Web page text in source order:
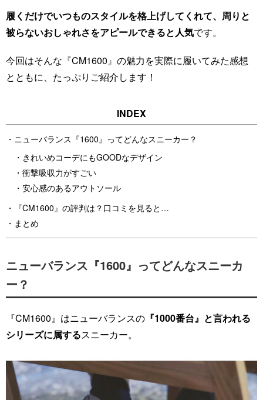
履くだけでいつものスタイルを格上げしてくれて、周りと
被らないおしゃれさをアピールできると人気です。
今回はそんな『CM1600』の魅力を実際に履いてみた感想
とともに、たっぷりご紹介します！
ニューバランス『1600』ってどんなスニーカー？
きれいめコーデにもGOODなデザイン
衝撃吸収力がすごい
安心感のあるアウトソール
『CM1600』の評判は？口コミを見ると…
まとめ
ニューバランス『1600』ってどんなスニーカ
ー？
『CM1600』はニューバランスの 『1000番台』と言われる
シリーズに属するスニーカー。